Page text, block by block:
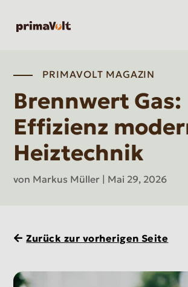
PRIMAVOLT MAGAZIN
Brennwert Gas:
Effizienz
Heiztechnik
von Markus Müller | Mai 29, 2026
Zurück zur vorherigen Seite